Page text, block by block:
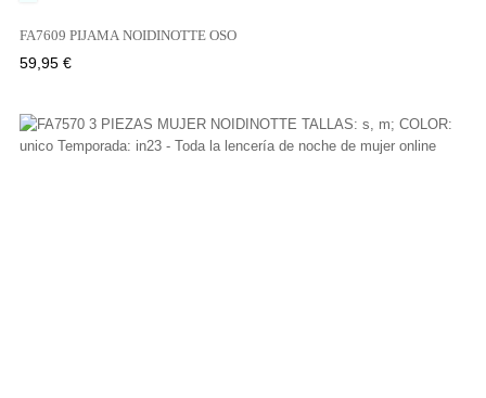
FA7609 PIJAMA NOIDINOTTE OSO
Precio
59,95 €